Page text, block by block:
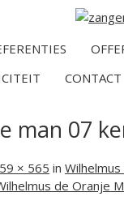
man 07
× 565 in
de Oranje